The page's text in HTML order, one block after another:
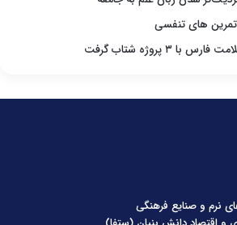
تمرین های تنفسی
پروژه شتاب گرفت
نرم و صنایع فرهنگی